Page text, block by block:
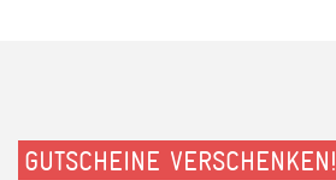
GUTSCHEINE VERSCHENKEN!